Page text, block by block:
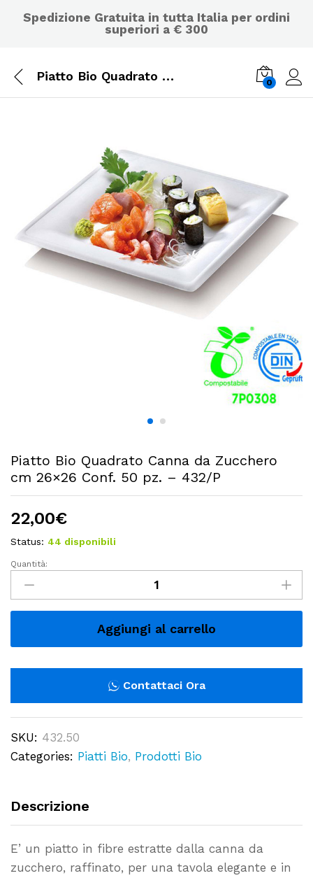
Spedizione Gratuita in tutta Italia per ordini
superiori a € 300
Piatto Bio Quadrato Canna da Zucchero cm 26×26 Conf. 50 pz. – 432/P 0
Piatto Bio Quadrato Canna da Zucchero
cm 26×26 Conf. 50 pz. – 432/P
22,00€
Status: 44 disponibili
Piatto
Bio
da
26x26
Conf.
50
pz.
quantity
Quantità:
Aggiungi al carrello
Contattaci Ora
SKU: 432.50
Categories: Piatti Bio, Prodotti Bio
Descrizione
E’ un piatto in fibre estratte dalla canna da
zucchero, raffinato, per una tavola elegante e in